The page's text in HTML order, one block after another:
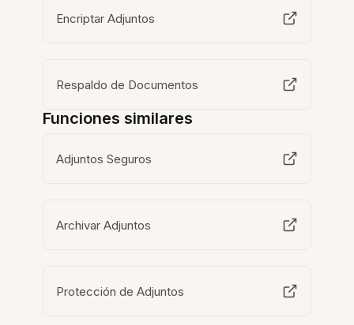
Encriptar Adjuntos
Respaldo de Documentos
Funciones similares
Adjuntos Seguros
Archivar Adjuntos
Protección de Adjuntos